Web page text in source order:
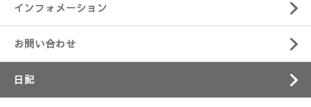
インフォメーション
お問い合わせ
日記